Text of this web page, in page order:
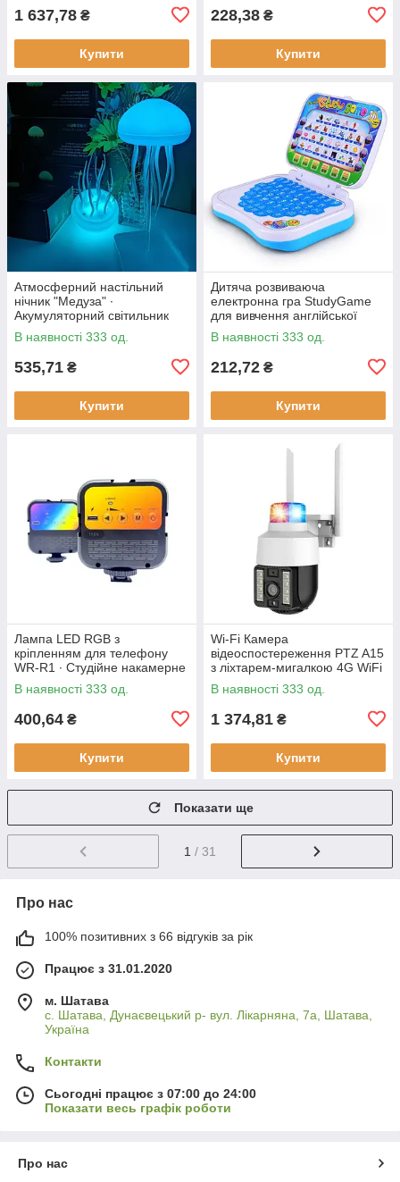
1 637,78 ₴
Купити
228,38 ₴
Купити
Атмосферний настільний
нічник "Медуза" ∙
Акумуляторний світильник
В наявності 333 од.
535,71 ₴
Купити
Дитяча розвиваюча
електронна гра StudyGame
для вивчення англійської
мови · Інтерактивний
комп'ютер для дитини
В наявності 333 од.
212,72 ₴
Купити
Лампа LED RGB з
кріпленням для телефону
WR-R1 ∙ Студійне накамерне
світло 3000-7000K
В наявності 333 од.
400,64 ₴
Купити
Wi-Fi Камера
відеоспостереження PTZ A15
з ліхтарем-мигалкою 4G WiFi
Вулична відеокамера з
керуванням від телефону,
В наявності 333 од.
1 374,81 ₴
Купити
Показати ще
1 / 31
Про нас
100% позитивних з 66 відгуків за рік
Працює з 31.01.2020
м. Шатава
с. Шатава, Дунаєвецький р- вул. Лікарняна, 7а, Шатава,
Україна
Контакти
Сьогодні працює з 07:00 до 24:00
Показати весь графік роботи
Про нас